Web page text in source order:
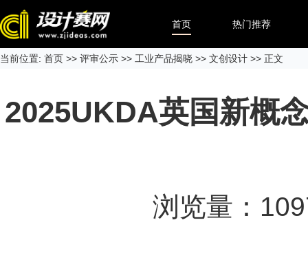
首页 热门推荐
当前位置: 首页 >> 评审公示 >> 工业产品揭晓 >> 文创设计 >> 正文
2025UKDA英国新概
浏览量：